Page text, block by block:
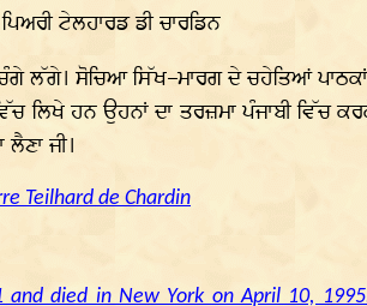
ਟੇਲਹਾਰਡ ਡੀ ਚਾਰਡਿਨ
ਲੱਗੇ। ਸੋਚਿਆ ਸਿੱਖ–ਮਾਰਗ ਦੇ ਚਹੇਤਿਆਂ
ਲਿਖੇ ਹਨ ਉਹਨਾਂ ਦਾ ਤਰਜ਼ਮਾ ਪੰਜਾਬੀ ਵਿੱਚ
ਜੀ।
Teilhard de Chardin
and died in New York on April 10,